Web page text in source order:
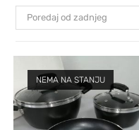
Poredaj od zadnjeg
NEMA NA STANJU